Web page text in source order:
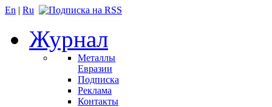
En | Ru
Журнал
Металлы
Евразии
Подписка
Реклама
Контакты